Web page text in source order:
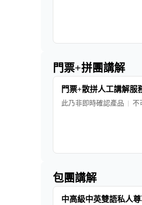
門票+拼團講解
門票+散拼人工講解服
此乃非即時確認產品 不
包團講解
中高級中英雙語私人